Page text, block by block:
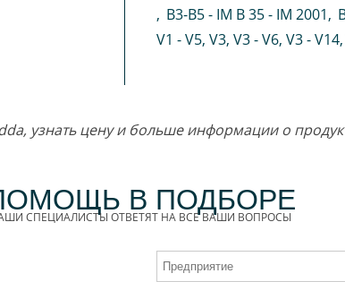
, B3-B5 - IM B 35 - IM 2001,
V1 - V5, V3, V3 - V6, V3 - V14,
узнать цену и больше информации о
В ПОДБОРЕ
СПЕЦИАЛИСТЫ ОТВЕТЯТ НА ВСЕ ВАШИ ВОПРОСЫ